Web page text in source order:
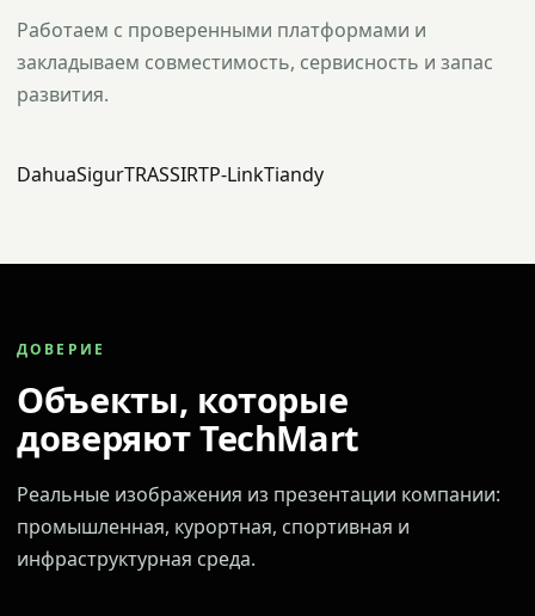
Работаем с проверенными платформами и
закладываем совместимость, сервисность и запас
развития.
DahuaSigurTRASSIRTP-LinkTiandy
ДОВЕРИЕ
Объекты, которые
доверяют TechMart
Реальные изображения из презентации компании:
промышленная, курортная, спортивная и
инфраструктурная среда.